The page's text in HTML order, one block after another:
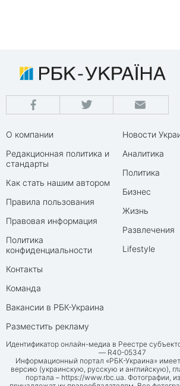
О компании
Редакционная политика и
стандарты
Как стать нашим автором
Правила пользования
Правовая информация
Политика
конфиденциальности
Контакты
Команда
Вакансии в РБК-Украина
Разместить рекламу
Новости
Аналитика
Политика
Бизнес
Жизнь
Развлечения
Lifestyle
Идентификатор онлайн-медиа в Реестре
— R40-05347
Информационный портал «РБК-Украина»
версию (украинскую, русскую и английскую),
портала – https://www.rbc.ua. Фотографии,